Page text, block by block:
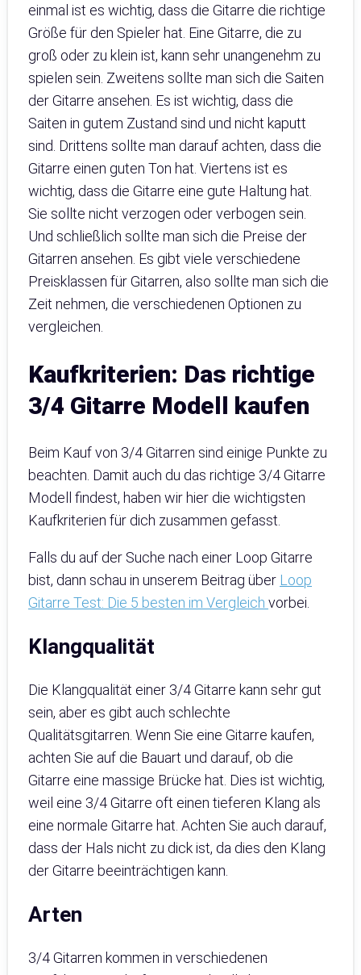
einmal ist es wichtig, dass die Gitarre die richtige
Größe für den Spieler hat. Eine Gitarre, die zu
groß oder zu klein ist, kann sehr unangenehm zu
spielen sein. Zweitens sollte man sich die Saiten
der Gitarre ansehen. Es ist wichtig, dass die
Saiten in gutem Zustand sind und nicht kaputt
sind. Drittens sollte man darauf achten, dass die
Gitarre einen guten Ton hat. Viertens ist es
wichtig, dass die Gitarre eine gute Haltung hat.
Sie sollte nicht verzogen oder verbogen sein.
Und schließlich sollte man sich die Preise der
Gitarren ansehen. Es gibt viele verschiedene
Preisklassen für Gitarren, also sollte man sich die
Zeit nehmen, die verschiedenen Optionen zu
vergleichen.
Kaufkriterien: Das richtige
3/4 Gitarre Modell kaufen
Beim Kauf von 3/4 Gitarren sind einige Punkte zu
beachten. Damit auch du das richtige 3/4 Gitarre
Modell findest, haben wir hier die wichtigsten
Kaufkriterien für dich zusammen gefasst.
Falls du auf der Suche nach einer Loop Gitarre
bist, dann schau in unserem Beitrag über Loop
Gitarre Test: Die 5 besten im Vergleich vorbei.
Klangqualität
Die Klangqualität einer 3/4 Gitarre kann sehr gut
sein, aber es gibt auch schlechte
Qualitätsgitarren. Wenn Sie eine Gitarre kaufen,
achten Sie auf die Bauart und darauf, ob die
Gitarre eine massige Brücke hat. Dies ist wichtig,
weil eine 3/4 Gitarre oft einen tieferen Klang als
eine normale Gitarre hat. Achten Sie auch darauf,
dass der Hals nicht zu dick ist, da dies den Klang
der Gitarre beeinträchtigen kann.
Arten
3/4 Gitarren kommen in verschiedenen